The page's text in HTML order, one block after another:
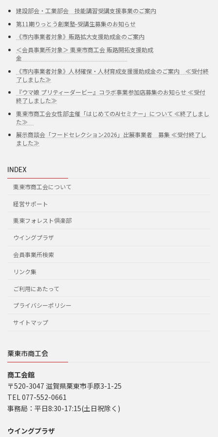
建設部会・工業部会 技能講習受講支援事業のご案内
第11期りっとう創業塾-受講生募集のお知らせ
《市内事業者対象》販路拡大支援助成金のご案内
＜会員事業所対象＞ 栗東市商工会 販路開拓支援助成
金
《市内事業者対象》人材確保・人材育成支援援助成金のご案内 ≪受付終
了しました≫
『ウマ娘 プリティーダービー』コラボ事業参加店募集のお知らせ ≪受付
終了しました≫
栗東市商工会女性部主催「はじめてのAIセミナー」について ≪終了しまし
た≫
展示商談会「フードセレクション2026」出展事業者 募集 ≪受付終了し
ました≫
INDEX
栗東市商工会について
経営サポート
栗東フォレスト倶楽部
ウイングプラザ
会員事業所検索
リンク集
ご利用にあたって
プライバシーポリシー
サイトマップ
栗東市商工会
商工会館
〒520-3047 滋賀県栗東市手原3-1-25
TEL 077-552-0661
事務局：平日8:30-17:15(土日祝除く)
ウイングプラザ